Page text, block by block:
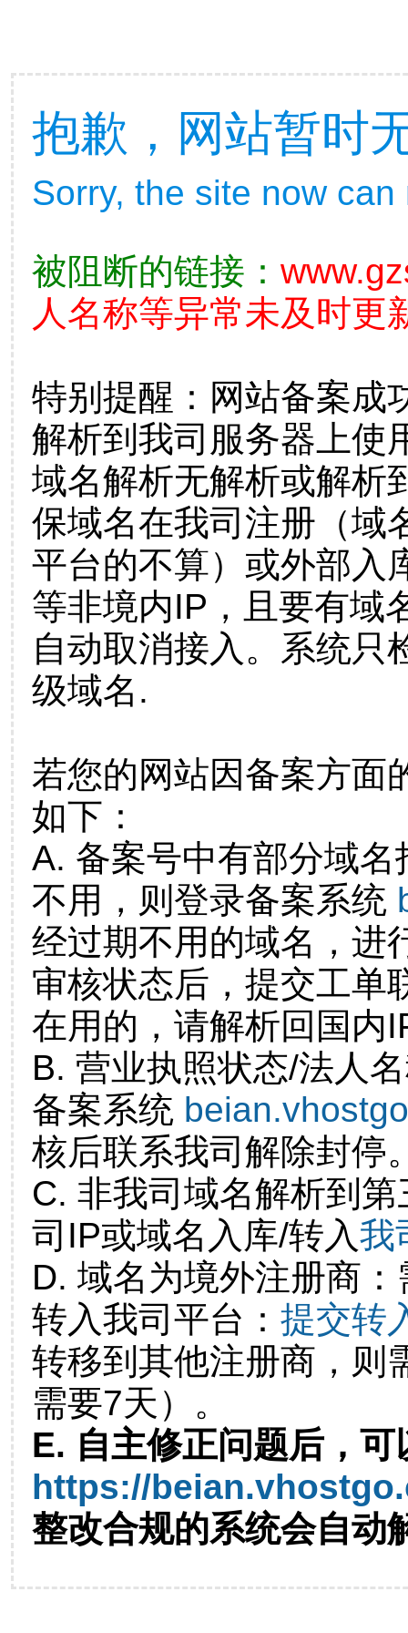
抱歉，网站暂时
Sorry, the site now
被阻断的链接：
人名称等异常未及时更
特别提醒：网站备案成
解析到我司服务器上使
域名解析无解析或解析
保域名在我司注册（域
平台的不算）或外部入
等非境内IP，且要有域
自动取消接入。系统只
级域名.
若您的网站因备案方面
如下：
A. 备案号中有部分域
不用，则登录备案系统
经过期不用的域名，进
审核状态后，提交工单
在用的，请解析回国内
B. 营业执照状态/法人
备案系统
核后联系我司解除封停
C. 非我司域名解析到
司IP或域名入库/转入我
D. 域名为境外注册商
转入我司平台： 提交转
转移到其他注册商，则
需要7天）。
E. 自主修正问题后，可
https://
整改合规的系统会自动